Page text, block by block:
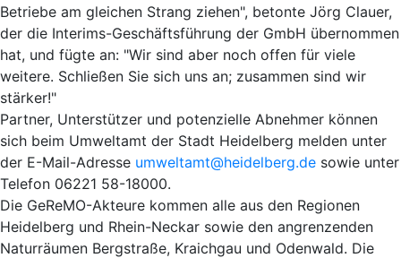
Betriebe am gleichen Strang ziehen", betonte Jörg Clauer,
der die Interims-Geschäftsführung der GmbH übernommen
hat, und fügte an: "Wir sind aber noch offen für viele
weitere. Schließen Sie sich uns an; zusammen sind wir
stärker!"
Partner, Unterstützer und potenzielle Abnehmer können
sich beim Umweltamt der Stadt Heidelberg melden unter
der E-Mail-Adresse umweltamt@heidelberg.de sowie unter
Telefon 06221 58-18000.
Die GeReMO-Akteure kommen alle aus den Regionen
Heidelberg und Rhein-Neckar sowie den angrenzenden
Naturräumen Bergstraße, Kraichgau und Odenwald. Die